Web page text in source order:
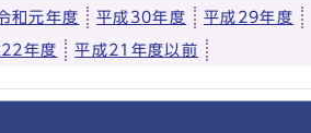
和元年度 平成30年度 平成29年度
年度 平成21年度以前